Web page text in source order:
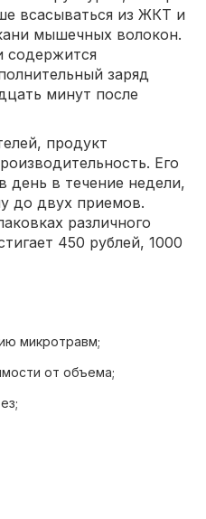
всасываться из ЖКТ и
мышечных волокон.
содержится
заряд
минут после
продукт
Его
день в течение недели,
до двух приемов.
различного
450 рублей, 1000
микротравм;
от объема;